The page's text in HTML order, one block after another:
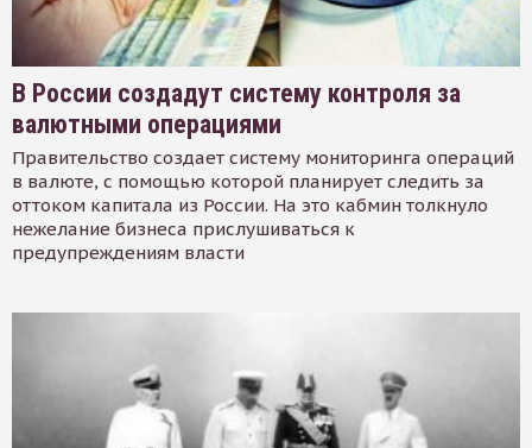
В России создадут систему контроля за
валютными операциями
Правительство создает систему мониторинга операций
в валюте, с помощью которой планирует следить за
оттоком капитала из России. На это кабмин толкнуло
нежелание бизнеса прислушиваться к
предупреждениям власти